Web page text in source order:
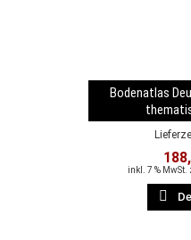
Bodenatlas
inkl. 7 % MwSt.